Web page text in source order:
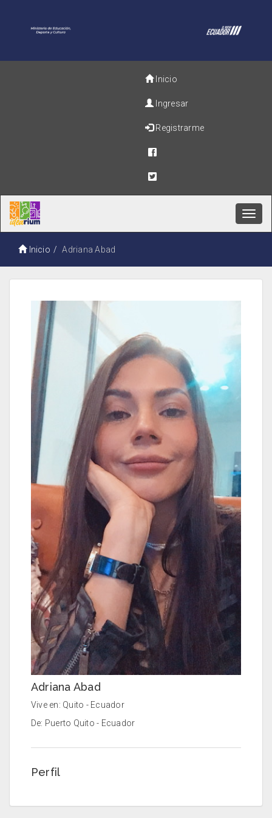
Inicio
Ingresar
Registrarme
Inicio Adriana Abad
Adriana Abad
Vive en: Quito - Ecuador
De: Puerto Quito - Ecuador
Perfil